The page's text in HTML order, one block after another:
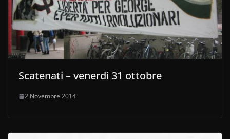
Scatenati – venerdì 31 ottobre
2 Novembre 2014